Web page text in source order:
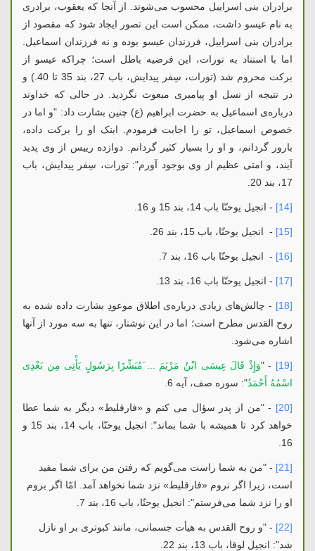
برادران بنی اسراییل محسوب می‌شوند. از آنجا که یعقوب، برادری
به نام عیسو داشت، ممکن است این تصور ایجاد شود که مقصود از
برادران بنی اسراییل، فرزندان عیسو بوده و نه فرزندان اسماعیل.
اما با استناد به تورات، این فرضیه باطل است؛ چراکه عیسو از
برکت محروم شد (تورات، سِفر پیدایش، باب 27، بند 35 تا 40.) و
در نتیجه از نسل او پیامبری مبعوث نگردید. در حالی که خداوند
درباره‌ی اسماعیل به حضرت ابراهیم (ع) چنین بشارت داد: "و اما در
خصوص اسماعیل، تو را اجابت فرمودم. اینک او را برکت داده،
بارور گردانم، و او را بسیار کثیر گردانم. دوازده رییس از وی پدید
آیند، و امتی عظیم از وی بوجود آورم": تورات، سِفر پیدایش، باب
17، بند 20.
[14] - انجیل یوحنّا باب 14، بند 15 و 16.
[15] - انجیل یوحنّا، باب 15، بند 26.
[16] - انجیل یوحنّا باب 16، بند 7.
[17] - انجیل یوحنّا باب 16، بند 13.
[18] - چالش‌های زیادی درباره‌ی اطلاق موعودِ بشارت داده شده به
روح القدس مطرح است؛ اما در این نوشتار، تنها به سه مورد از آنها
اشاره می‌شود.
[19]
- "وَإِذْ قَالَ عِیسَى ابْنُ مَرْیَمَ ... َمُبَشِّرًا بِرَسُولٍ یَأْتِی مِن بَعْدِی
اسْمُهُ أَحْمَدُ": سوره صف، آیه 6.
[20] - "من از پدر سؤال می كنم و «فارقلیط» دیگر به شما عطا
خواهد كرد تا همیشه با شما بماند": انجیل یوحنّا، باب 14، بند 15 و
16.
[21] - "من به شما راست می‌گویم که رفتن من برای شما مفید
است، زیرا اگر نروم «فارقلیط» نزد شما نخواهد آمد. امّا اگر بروم
او را نزد شما می‌فرستم": انجیل یوحنّا، باب 16، بند 7.
[22] - "و روح القدس به هیأت جسمانی، مانند کبوتری بر او نازل
شد": انجیل لوقا، باب 13، بند 22.